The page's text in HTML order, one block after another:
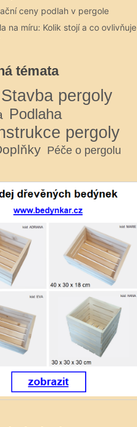
ceny podlah v pergole
na míru: Kolik stojí a co ovlivňuje
témata
Stavba pergoly
Podlaha
pergoly
Péče o pergolu